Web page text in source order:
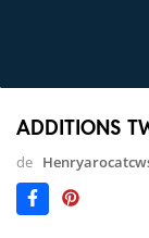
ADDITIONS
de